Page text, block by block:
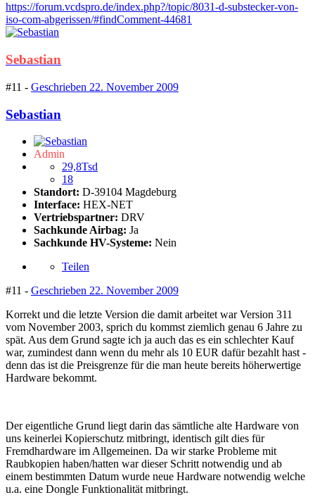
https://forum.vcdspro.de/index.php?/topic/8031-d-substecker-von-
iso-com-abgerissen/#findComment-44681
Sebastian
#11 - Geschrieben 22. November 2009
Sebastian
Admin
29,8Tsd
18
Standort: D-39104 Magdeburg
Interface: HEX-NET
Vertriebspartner: DRV
Sachkunde Airbag: Ja
Sachkunde HV-Systeme: Nein
Teilen
#11 - Geschrieben 22. November 2009
Korrekt und die letzte Version die damit arbeitet war Version 311
vom November 2003, sprich du kommst ziemlich genau 6 Jahre zu
spät. Aus dem Grund sagte ich ja auch das es ein schlechter Kauf
war, zumindest dann wenn du mehr als 10 EUR dafür bezahlt hast -
denn das ist die Preisgrenze für die man heute bereits höherwertige
Hardware bekommt.
Der eigentliche Grund liegt darin das sämtliche alte Hardware von
uns keinerlei Kopierschutz mitbringt, identisch gilt dies für
Fremdhardware im Allgemeinen. Da wir starke Probleme mit
Raubkopien haben/hatten war dieser Schritt notwendig und ab
einem bestimmten Datum wurde neue Hardware notwendig welche
u.a. eine Dongle Funktionalität mitbringt.